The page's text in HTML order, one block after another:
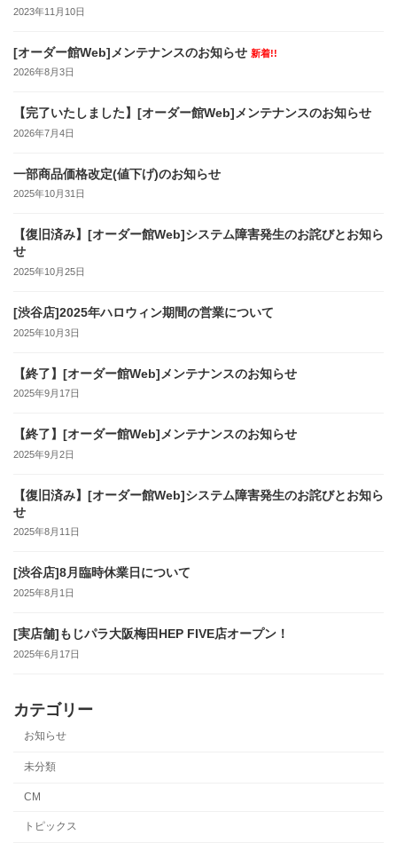
2023年11月10日
[オーダー館Web]メンテナンスのお知らせ 新着!!
2026年8月3日
【完了いたしました】[オーダー館Web]メンテナンスのお知らせ
2026年7月4日
一部商品価格改定(値下げ)のお知らせ
2025年10月31日
【復旧済み】[オーダー館Web]システム障害発生のお詫びとお知ら
せ
2025年10月25日
[渋谷店]2025年ハロウィン期間の営業について
2025年10月3日
【終了】[オーダー館Web]メンテナンスのお知らせ
2025年9月17日
【終了】[オーダー館Web]メンテナンスのお知らせ
2025年9月2日
【復旧済み】[オーダー館Web]システム障害発生のお詫びとお知ら
せ
2025年8月11日
[渋谷店]8月臨時休業日について
2025年8月1日
[実店舗]もじパラ大阪梅田HEP FIVE店オープン！
2025年6月17日
カテゴリー
お知らせ
未分類
CM
トピックス